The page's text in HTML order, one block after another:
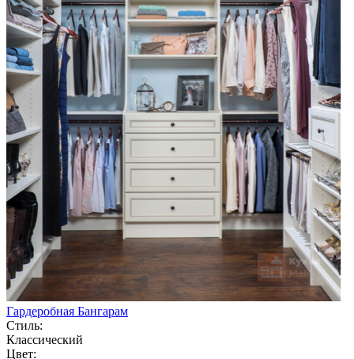
Гардеробная Бангарам
Стиль:
Классический
Цвет: